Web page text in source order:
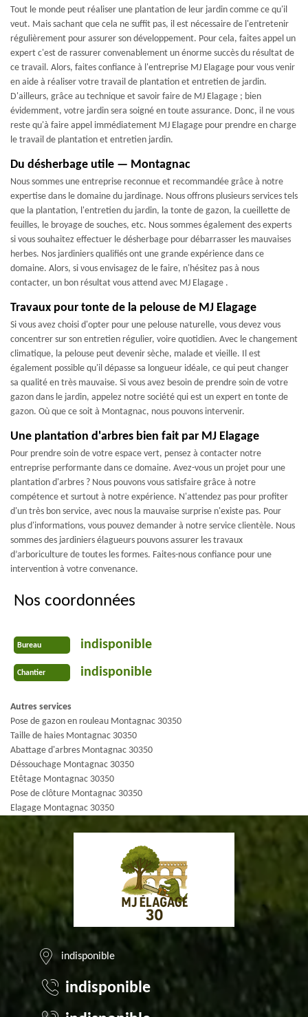
Tout le monde peut réaliser une plantation de leur jardin comme ce qu'il
veut. Mais sachant que cela ne suffit pas, il est nécessaire de l'entretenir
régulièrement pour assurer son développement. Pour cela, faites appel un
expert c'est de rassurer convenablement un énorme succès du résultat de
ce travail. Alors, faites confiance à l'entreprise MJ Elagage pour vous venir
en aide à réaliser votre travail de plantation et entretien de jardin.
D'ailleurs, grâce au technique et savoir faire de MJ Elagage ; bien
évidemment, votre jardin sera soigné en toute assurance. Donc, il ne vous
reste qu'à faire appel immédiatement MJ Elagage pour prendre en charge
le travail de plantation et entretien jardin.
Du désherbage utile — Montagnac
Nous sommes une entreprise reconnue et recommandée grâce à notre
expertise dans le domaine du jardinage. Nous offrons plusieurs services tels
que la plantation, l'entretien du jardin, la tonte de gazon, la cueillette de
feuilles, le broyage de souches, etc. Nous sommes également des experts
si vous souhaitez effectuer le désherbage pour débarrasser les mauvaises
herbes. Nos jardiniers qualifiés ont une grande expérience dans ce
domaine. Alors, si vous envisagez de le faire, n'hésitez pas à nous
contacter, un bon résultat vous attend avec MJ Elagage .
Travaux pour tonte de la pelouse de MJ Elagage
Si vous avez choisi d'opter pour une pelouse naturelle, vous devez vous
concentrer sur son entretien régulier, voire quotidien. Avec le changement
climatique, la pelouse peut devenir sèche, malade et vieille. Il est
également possible qu'il dépasse sa longueur idéale, ce qui peut changer
sa qualité en très mauvaise. Si vous avez besoin de prendre soin de votre
gazon dans le jardin, appelez notre société qui est un expert en tonte de
gazon. Où que ce soit à Montagnac, nous pouvons intervenir.
Une plantation d'arbres bien fait par MJ Elagage
Pour prendre soin de votre espace vert, pensez à contacter notre
entreprise performante dans ce domaine. Avez-vous un projet pour une
plantation d'arbres ? Nous pouvons vous satisfaire grâce à notre
compétence et surtout à notre expérience. N'attendez pas pour profiter
d'un très bon service, avec nous la mauvaise surprise n'existe pas. Pour
plus d'informations, vous pouvez demander à notre service clientèle. Nous
sommes des jardiniers élagueurs pouvons assurer les travaux
d’arboriculture de toutes les formes. Faites-nous confiance pour une
intervention à votre convenance.
Nos coordonnées
Bureau indisponible
Chantier indisponible
Autres services
Pose de gazon en rouleau Montagnac 30350
Taille de haies Montagnac 30350
Abattage d'arbres Montagnac 30350
Déssouchage Montagnac 30350
Etêtage Montagnac 30350
Pose de clôture Montagnac 30350
Elagage Montagnac 30350
indisponible
indisponible